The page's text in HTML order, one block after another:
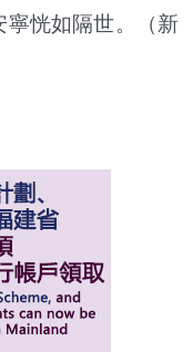
寧恍如隔世。（新